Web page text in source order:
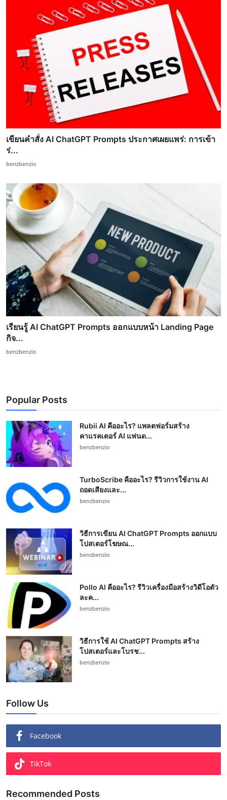
เขียนคำสั่ง AI ChatGPT Prompts ประกาศเผยแพร่: การเข้า
ร่...
benzbenzio
เรียนรู้ AI ChatGPT Prompts ออกแบบหน้า Landing Page
กิจ...
benzbenzio
Popular Posts
Rubii AI คืออะไร? แพลตฟอร์มสร้าง
คาแรคเตอร์ AI แฟนด...
benzbenzio
TurboScribe คืออะไร? รีวิวการใช้งาน AI
ถอดเสียงและ...
benzbenzio
วิธีการเขียน AI ChatGPT Prompts ออกแบบ
โปสเตอร์โฆษณ...
benzbenzio
Pollo AI คืออะไร? รีวิวเครื่องมือสร้างวิดีโอตัว
ละค...
benzbenzio
วิธีการใช้ AI ChatGPT Prompts สร้าง
โปสเตอร์และโบรช...
benzbenzio
Follow Us
Facebook
TikTok
Recommended Posts